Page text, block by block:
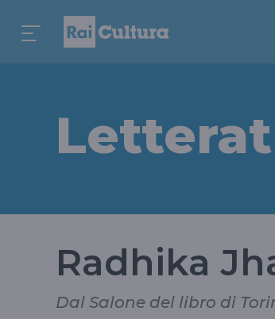
Radhika
Dal Salone del libro di